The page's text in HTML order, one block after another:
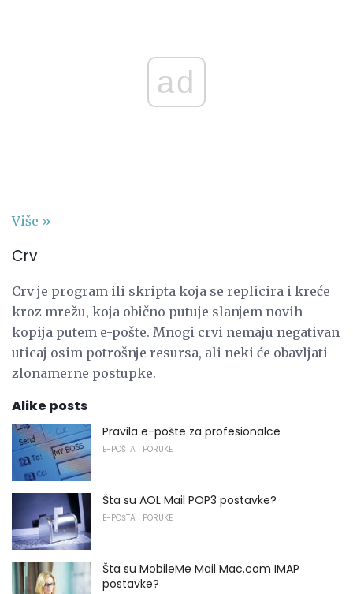
ad
Više »
Crv
Crv je program ili skripta koja se replicira i kreće
kroz mrežu, koja obično putuje slanjem novih
kopija putem e-pošte. Mnogi crvi nemaju negativan
uticaj osim potrošnje resursa, ali neki će obavljati
zlonamerne postupke.
Alike posts
Pravila e-pošte za profesionalce
E-POŠTA I PORUKE
Šta su AOL Mail POP3 postavke?
E-POŠTA I PORUKE
Šta su MobileMe Mail Mac.com IMAP
postavke?